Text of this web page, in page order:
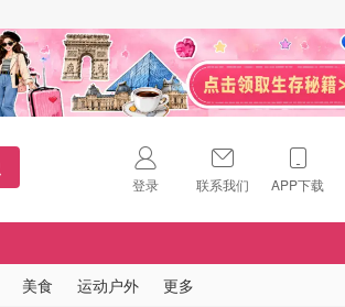
登录 联系我们 APP下载
🇺🇸
美食 运动户外 更多